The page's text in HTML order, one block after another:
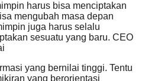
harus bisa menciptakan
mengubah masa depan
juga harus selalu
sesuatu yang baru. CEO
yang bernilai tinggi. Tentu
yang berorientasi